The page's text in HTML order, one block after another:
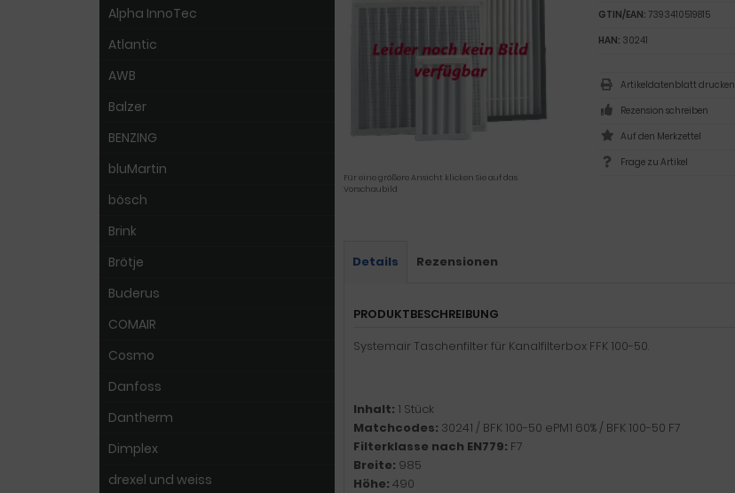
Für eine größere Ansicht klicken Sie auf das
Vorschaubild
GTIN/EAN: 7393410519815
HAN: 30241
Artikeldatenblatt drucken
Rezension schreiben
Frage zu Artikel
Details Rezensionen
PRODUKTBESCHREIBUNG
Systemair Taschenfilter für Kanalfilterbox FFK 100-50.
Inhalt: 1 Stück
Matchcodes: 30241 / BFK 100-50 ePM1 60% / BFK 100-50 F7
Filterklasse nach EN779: F7
Breite: 985
Höhe: 490
Alpha InnoTec
Atlantic
AWB
Balzer
BENZING
bluMartin
bösch
Brink
Brötje
Buderus
COMAIR
Cosmo
Danfoss
Dantherm
Dimplex
drexel und weiss